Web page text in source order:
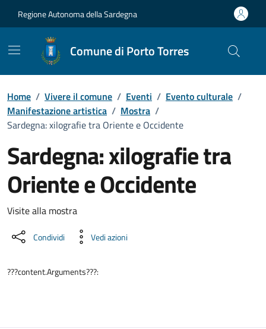
Regione Autonoma della Sardegna
Comune di Porto Torres
Home / Vivere il comune / Eventi / Evento culturale /
Manifestazione artistica / Mostra /
Sardegna: xilografie tra Oriente e Occidente
Sardegna: xilografie tra
Oriente e Occidente
Dettaglio dell'evento
Visite alla mostra
Condividi Vedi azioni
???content.Arguments???: